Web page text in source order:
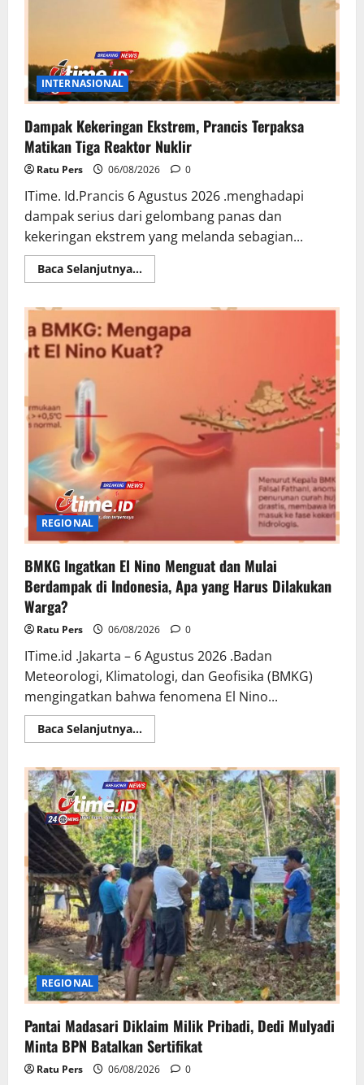
INTERNASIONAL
Dampak Kekeringan Ekstrem, Prancis Terpaksa
Matikan Tiga Reaktor Nuklir
Ratu Pers 06/08/2026 0
ITime. Id.Prancis 6 Agustus 2026 .menghadapi
dampak serius dari gelombang panas dan
kekeringan ekstrem yang melanda sebagian...
Baca Selanjutnya...
more
Kekeringan
Ekstrem,
Prancis
Terpaksa
Matikan
REGIONAL
BMKG Ingatkan El Nino Menguat dan Mulai
Berdampak di Indonesia, Apa yang Harus Dilakukan
Warga?
Ratu Pers 06/08/2026 0
ITime.id .Jakarta – 6 Agustus 2026 .Badan
Meteorologi, Klimatologi, dan Geofisika (BMKG)
mengingatkan bahwa fenomena El Nino...
Baca Selanjutnya...
more
Ingatkan
El
Nino
Menguat
dan
Mulai
Berdampak
di
Indonesia,
Apa
yang
Harus
Dilakukan
Warga?
REGIONAL
Pantai Madasari Diklaim Milik Pribadi, Dedi Mulyadi
Minta BPN Batalkan Sertifikat
Ratu Pers 06/08/2026 0